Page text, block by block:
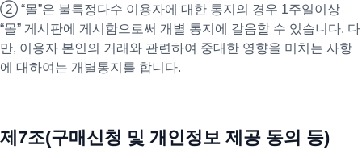
② “몰”은 불특정다수 이용자에 대한 통지의 경우 1주일이상
“몰” 게시판에 게시함으로써 개별 통지에 갈음할 수 있습니다. 다
만, 이용자 본인의 거래와 관련하여 중대한 영향을 미치는 사항
에 대하여는 개별통지를 합니다.
제7조(구매신청 및 개인정보 제공 동의 등)